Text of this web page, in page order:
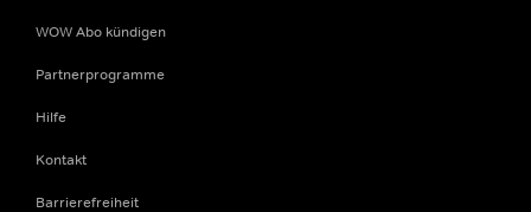
WOW Abo kündigen
Partnerprogramme
Hilfe
Kontakt
Barrierefreiheit